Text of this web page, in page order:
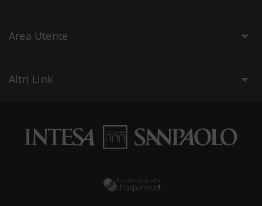
Area Utente
Altri Link